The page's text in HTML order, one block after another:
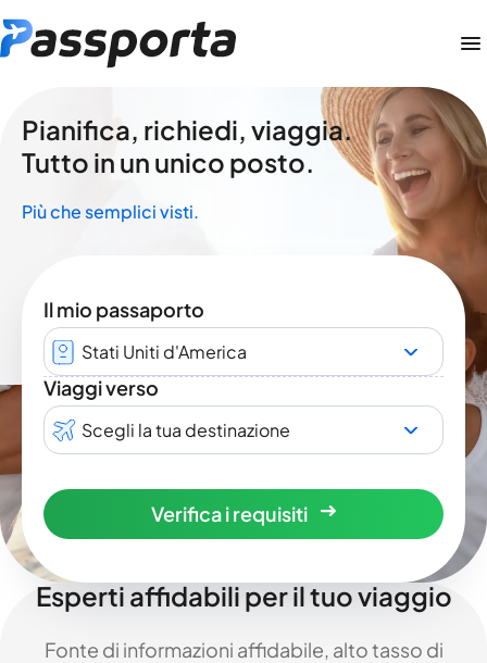
Pianifica, richiedi, viaggia.
Tutto in un unico posto.
Più che semplici visti.
Il mio passaporto
Stati Uniti d'America
Viaggi verso
Scegli la tua destinazione
Verifica i requisiti
Esperti affidabili per il tuo viaggio
Fonte di informazioni affidabile, alto tasso di